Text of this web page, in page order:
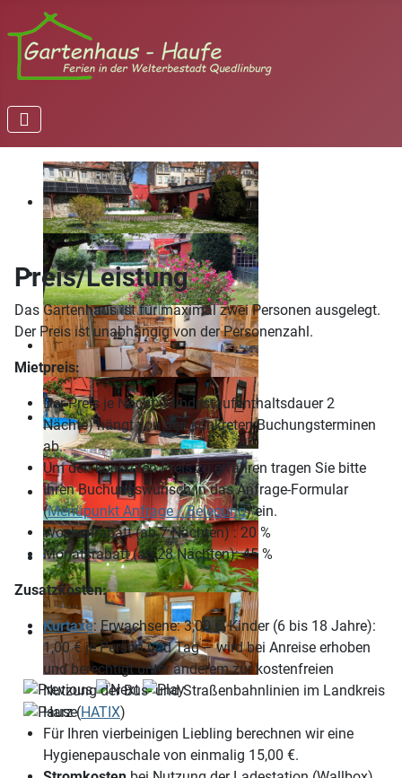
Preis/Leistung
Das Gartenhaus ist für maximal zwei Personen ausgelegt.
Der Preis ist unabhängig von der Personenzahl.
Mietpreis:
Der Preis je Nacht (Mindestaufenthaltsdauer 2
Nächte) hängt von den konkreten Buchungsterminen
ab.
Um den konkreten Preis zu erfahren tragen Sie bitte
ihren Buchungswunsch in das Anfrage-Formular
(Menüpunkt Anfrage / Belegung) ein.
Wochenrabatt (ab 7 Nächten) : 20 %
Monatsrabatt (ab 28 Nächten): 45 %
Zusatzkosten:
Kurtaxe: Erwachsene: 3,00 €, Kinder (6 bis 18 Jahre):
1,00 € je Person und Tag – wird bei Anreise erhoben
und berechtigt unter anderem zur kostenfreien
Nutzung der Bus- und Straßenbahnlinien im Landkreis
Harz (HATIX)
Für Ihren vierbeinigen Liebling berechnen wir eine
Hygienepauschale von einmalig 15,00 €.